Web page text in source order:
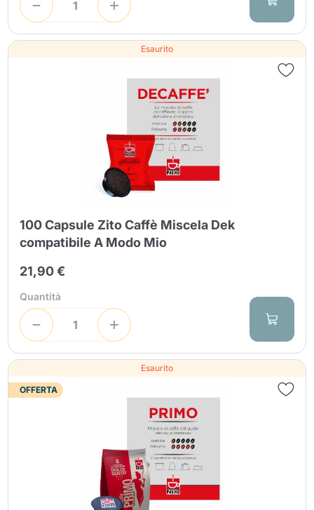
Esaurito
100 Capsule Zito Caffè Miscela Dek
compatibile A Modo Mio
21,90 €
Quantità
Esaurito
OFFERTA